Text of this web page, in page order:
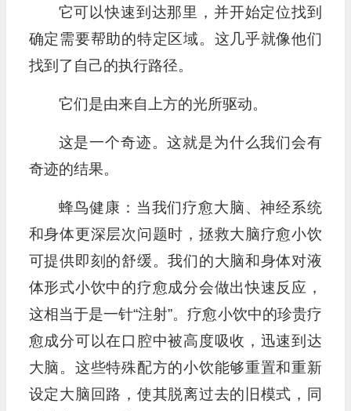
它可以快速到达那里，并开始定位找到
确定需要帮助的特定区域。这几乎就像他们
找到了自己的执行路径。
它们是由来自上方的光所驱动。
这是一个奇迹。这就是为什么我们会有
奇迹的结果。
蜂鸟健康：当我们疗愈大脑、神经系统
和身体更深层次问题时，拯救大脑疗愈小饮
可提供即刻的舒缓。我们的大脑和身体对液
体形式小饮中的疗愈成分会做出快速反应，
这相当于是一针“注射”。疗愈小饮中的珍贵疗
愈成分可以在口腔中被高度吸收，迅速到达
大脑。这些特殊配方的小饮能够重置和重新
设定大脑回路，使其脱离过去的旧模式，同